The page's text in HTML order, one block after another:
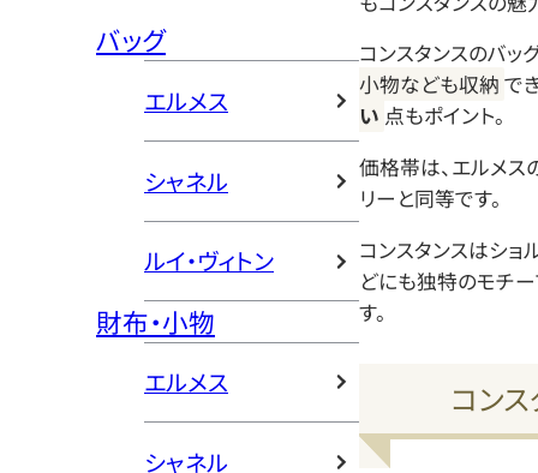
バッグ
エルメス
シャネル
ルイ・ヴィトン
財布・小物
エルメス
シャネル
コンスタンスのバッ
小物なども収納 で
い 点もポイント。
価格帯は、エルメス
リーと同等です。
コンスタンスはショ
どにも独特のモチ
す。
コン